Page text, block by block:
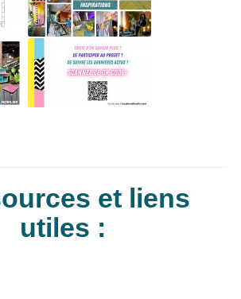
et liens
utiles :